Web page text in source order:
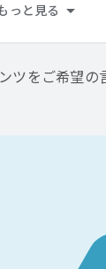
っと見る
ツをご希望